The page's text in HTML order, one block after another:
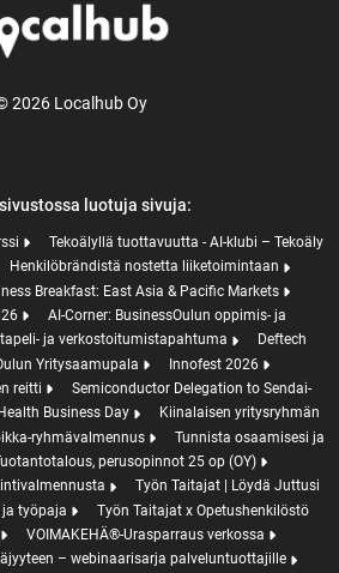
2026 Localhub Oy
luotuja sivuja:
Tekoälyllä tuottavuutta - AI-klubi – Tekoäly
Henkilöbrändistä nostetta liiketoimintaan
Breakfast: East Asia & Pacific Markets
AI-Corner: BusinessOulun oppimis- ja
ja verkostoitumistapahtuma
Deftech
Yritysaamupala
Innofest 2026
reitti
Semiconductor Delegation to Sendai-
Health Business Day
Kiinalaisen yritysryhmän
ryhmävalmennus
Tunnista osaamisesi ja
perusopinnot 25 op (OY)
Työn Taitajat | Löydä Juttusi
työpaja
Työn Taitajat x Opetushenkilöstö
VOIMAKEHÄ®-Urasparraus verkossa
– webinaarisarja palveluntuottajille